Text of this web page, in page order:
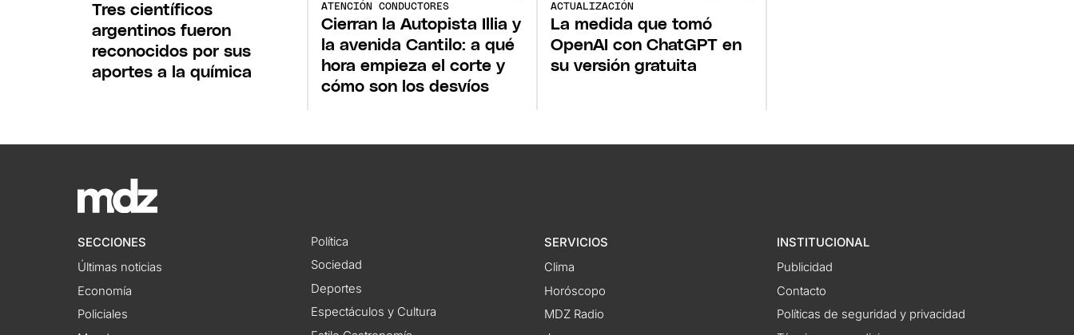
Tres científicos
argentinos fueron
reconocidos por sus
aportes a la química
ATENCIÓN CONDUCTORES
Cierran la Autopista Illia y
la avenida Cantilo: a qué
hora empieza el corte y
cómo son los desvíos
ACTUALIZACIÓN
La medida que tomó
OpenAI con ChatGPT en
su versión gratuita
SECCIONES
Últimas noticias
Economía
Policiales
Política
Sociedad
Deportes
Espectáculos y Cultura
SERVICIOS
Clima
Horóscopo
MDZ Radio
INSTITUCIONAL
Publicidad
Contacto
Políticas de seguridad y privacidad